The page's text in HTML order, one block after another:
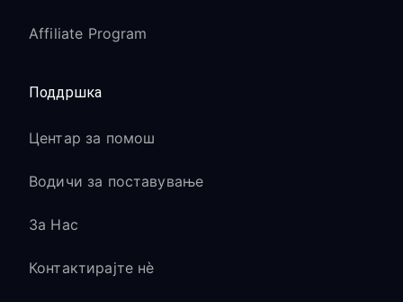
Affiliate Program
Поддршка
Центар за помош
Водичи за поставување
За Нас
Контактирајте нè